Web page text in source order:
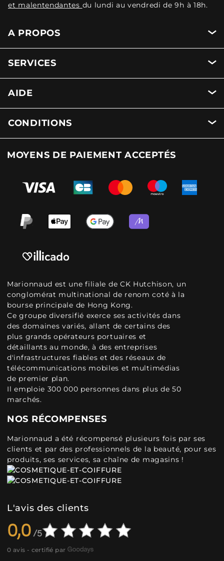
et malentendantes du lundi au vendredi de 9h à 18h.
A PROPOS
SERVICES
AIDE
CONDITIONS
MOYENS DE PAIEMENT ACCEPTÉS
Marionnaud est une filiale de CK Hutchison, un
conglomérat multinational de renom coté à la
bourse principale de Hong Kong.
Ce groupe diversifié exerce ses activités dans
des domaines variés, allant de certains des
plus grands opérateurs portuaires et
détaillants au monde, à des entreprises
d'infrastructures fiables et des réseaux de
télécommunications mobiles et multimédias
de premier plan.
Il emploie 300 000 personnes dans plus de 50
marchés.
NOS RÉCOMPENSES
Marionnaud a été récompensé plusieurs fois par ses
clients et par des professionnels de la beauté, pour ses
produits, ses services, sa chaîne de magasins !
L'avis des clients
0,0
0 avis - certifié par